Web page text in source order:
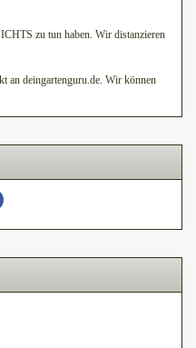
zu tun haben. Wir distanzieren
an deingartenguru.de. Wir können